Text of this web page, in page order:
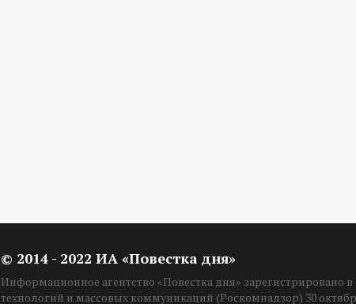
© 2014 - 2022 ИА «Повестка дня»
Информационное агентство «Повестка дня»
технологий и массовых коммуникаций (Роскомнадзор) 30